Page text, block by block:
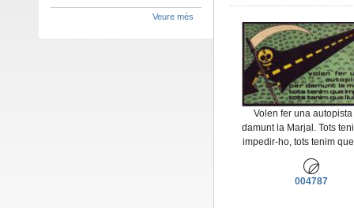
Volen fer una
damunt la Marjal. Tots
impedir-ho, tots tenim
004787
Veure més